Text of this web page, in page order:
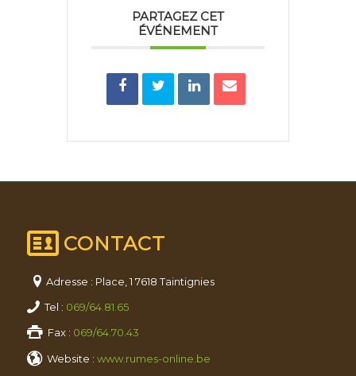
PARTAGEZ CET
ÉVÉNEMENT
CONTACT
Adresse : Place, 1 7618 Taintignies
Tel : 069/64.81.65
Fax : 069/64.70.43
Website :www.rumes-online.be